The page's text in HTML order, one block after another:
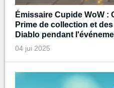
Émissaire Cupide WoW :
Prime de collection et
Diablo pendant
04 jui 2025